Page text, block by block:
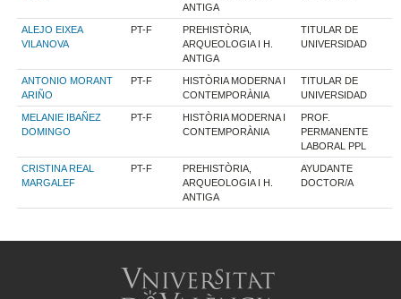
ANTIGA
ALEJO EIXEA
VILANOVA
PT-F
PREHISTÒRIA,
ARQUEOLOGIA I H.
ANTIGA
TITULAR DE
UNIVERSIDAD
ANTONIO MORANT
ARIÑO
PT-F
HISTÒRIA MODERNA I
CONTEMPORÀNIA
TITULAR DE
UNIVERSIDAD
MELANIE IBAÑEZ
DOMINGO
PT-F
HISTÒRIA MODERNA I
CONTEMPORÀNIA
PROF.
PERMANENTE
LABORAL PPL
CRISTINA REAL
MARGALEF
PT-F
PREHISTÒRIA,
ARQUEOLOGIA I H.
ANTIGA
AYUDANTE
DOCTOR/A